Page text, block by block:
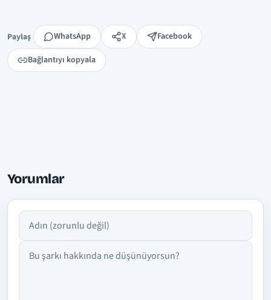
Paylaş
Paylaş WhatsApp X
Facebook
Bağlantıyı kopyala
Yorumlar
Adın
Yorumun